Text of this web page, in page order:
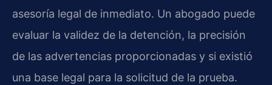
asesoría legal de inmediato. Un abogado puede
evaluar la validez de la detención, la precisión
de las advertencias proporcionadas y si existió
una base legal para la solicitud de la prueba.